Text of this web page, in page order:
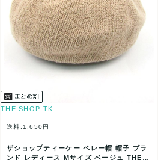
THE SHOP TK
送料:1,650円
ザショップティーケー ベレー帽 帽子 ブラ
ンド レディース Mサイズ ベージュ THE S